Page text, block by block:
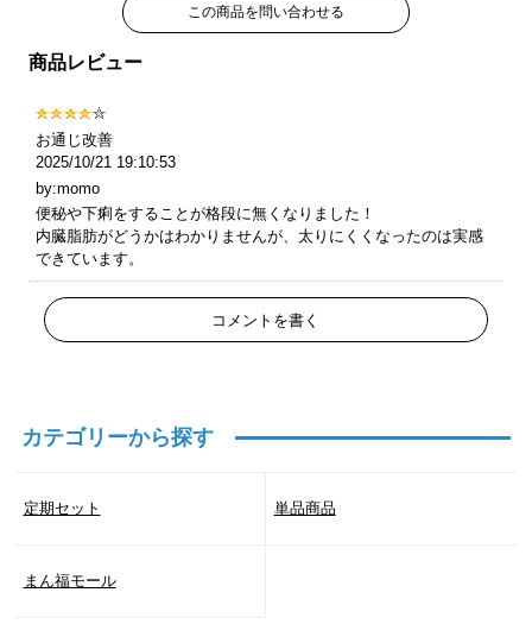
この商品を問い合わせる
商品レビュー
お通じ改善
2025/10/21 19:10:53
by:momo
便秘や下痢をすることが格段に無くなりました！
内臓脂肪がどうかはわかりませんが、太りにくくなったのは実感
できています。
コメントを書く
カテゴリーから探す
定期セット 単品商品
まん福モール